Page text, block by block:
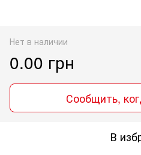
Нет в наличии
0.00 грн
Сообщить,
В